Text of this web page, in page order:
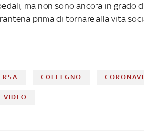
ma non sono ancora in grado
prima di tornare alla vita
RSA COLLEGNO
VIDEO